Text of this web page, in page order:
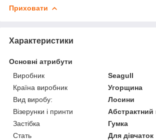
Приховати
Характеристики
Основні атрибути
Виробник
Seagull
Країна виробник
Угорщина
Вид виробу:
Лосини
Візерунки і принти
Абстрактний
Застібка
Гумка
Стать
Для дівчаток